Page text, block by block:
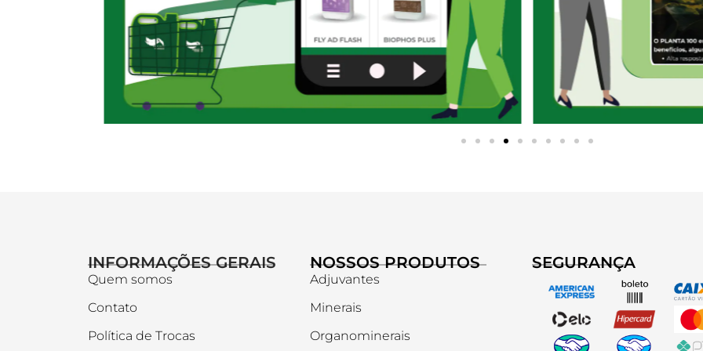
INFORMAÇÕES GERAIS
Quem somos
Contato
Política de Trocas
NOSSOS PRODUTOS
Adjuvantes
Minerais
Organominerais
SEGURANÇA